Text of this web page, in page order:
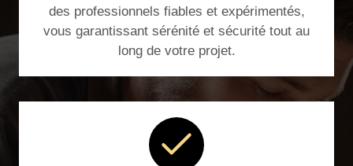
des professionnels fiables et expérimentés,
vous garantissant sérénité et sécurité tout au
long de votre projet.